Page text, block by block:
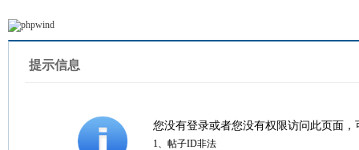
提示信息
您没有登录或者您没有权限访问此页面
1、帖子ID非法